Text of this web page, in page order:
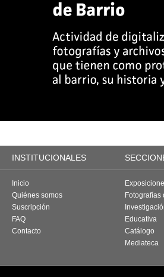
INSTITUCIONALES
Inicio
Quiénes somos
Suscripción
FAQ
Contacto
Fotografías
Educativa
Catálogo
Mediateca